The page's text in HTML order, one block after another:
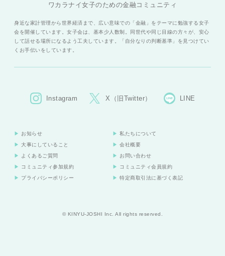
ワカラナイ女子のための金融コミュニティ
身近な家計管理から世界経済まで、広い意味での「金融」をテーマに勉強する女子
会を開催しています。女子会は、基本少人数制。同世代や同じ目線の方々が、安心
して話せる場所になるよう工夫しています。「自分なりの判断基準」を見つけてい
くお手伝いをしています。
Instagram X（旧Twitter） LINE
お知らせ
私たちについて
大事にしていること
会社概要
よくあるご質問
お問い合わせ
コミュニティ参加規約
コミュニティ会員規約
プライバシーポリシー
特定商取引法に基づく表記
© KINYU-JOSHI Inc. All rights reserved.